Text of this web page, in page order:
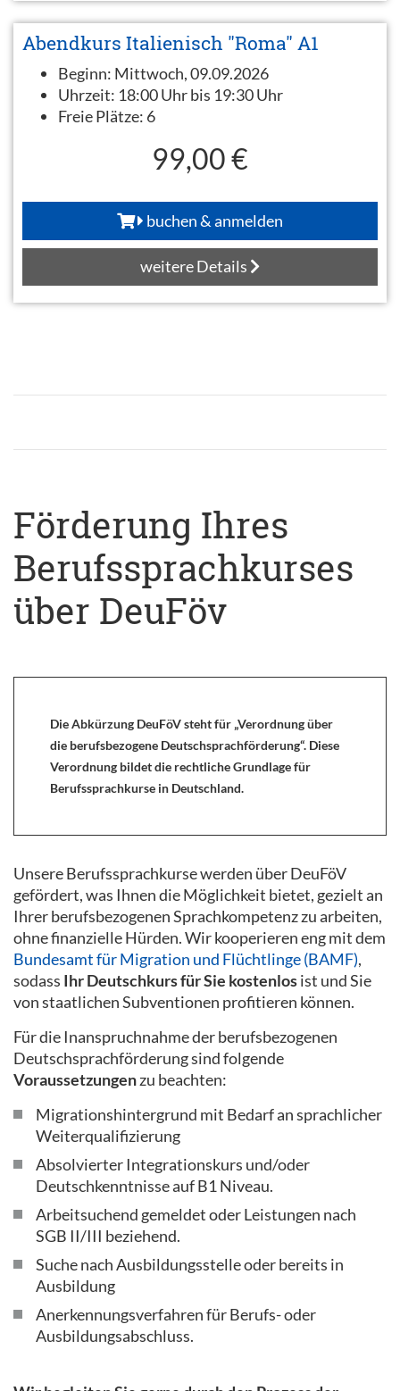
Abendkurs Italienisch "Roma" A1
Beginn: Mittwoch, 09.09.2026
Uhrzeit: 18:00 Uhr bis 19:30 Uhr
Freie Plätze: 6
99,00 €
buchen & anmelden
weitere Details
Förderung Ihres
Berufssprachkurses
über DeuFöv
Die Abkürzung DeuFöV steht für „Verordnung über
die berufsbezogene Deutschsprachförderung“. Diese
Verordnung bildet die rechtliche Grundlage für
Berufssprachkurse in Deutschland.
Unsere Berufssprachkurse werden über DeuFöV
gefördert, was Ihnen die Möglichkeit bietet, gezielt an
Ihrer berufsbezogenen Sprachkompetenz zu arbeiten,
ohne finanzielle Hürden. Wir kooperieren eng mit dem
Bundesamt für Migration und Flüchtlinge (BAMF),
sodass Ihr Deutschkurs für Sie kostenlosist und Sie
von staatlichen Subventionen profitieren können.
Für die Inanspruchnahme der berufsbezogenen
Deutschsprachförderung sind folgende
Voraussetzungenzu beachten:
Migrationshintergrund mit Bedarf an sprachlicher
Weiterqualifizierung
Absolvierter Integrationskurs und/oder
Deutschkenntnisse auf B1 Niveau.
Arbeitsuchend gemeldet oder Leistungen nach
SGB II/III beziehend.
Suche nach Ausbildungsstelle oder bereits in
Ausbildung
Anerkennungsverfahren für Berufs- oder
Ausbildungsabschluss.